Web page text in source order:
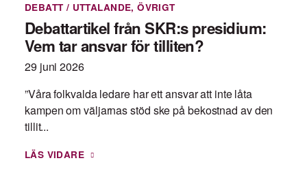
DEBATT / UTTALANDE,ÖVRIGT
Debattartikel från SKR:s presidium:
Vem tar ansvar för tilliten?
29 juni 2026
”Våra folkvalda ledare har ett ansvar att inte låta
kampen om väljarnas stöd ske på bekostnad av den
tillit...
LÄS VIDARE